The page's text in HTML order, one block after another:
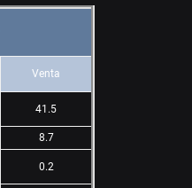
Venta
41.5
8.7
0.2